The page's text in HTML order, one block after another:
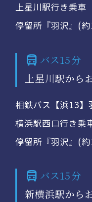
上星川駅行き乗車
停留所『羽沢』(
バス15分
上星川駅から
相鉄バス【浜13】
横浜駅西口行き乗
停留所『羽沢』(
バス15分
新横浜駅から